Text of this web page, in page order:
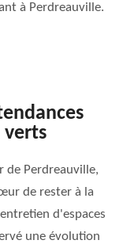
à Perdreauville.
verts
de Perdreauville,
de rester à la
d'espaces
une évolution